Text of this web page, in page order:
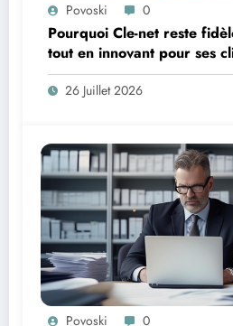
Povoski 0
Pourquoi Cle-net reste
tout en innovant pour ses
26 Juillet 2026
Povoski 0